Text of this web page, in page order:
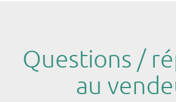
Questions /
au